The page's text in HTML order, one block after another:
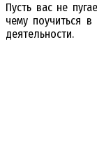
Пусть вас не
чему поучиться
деятельности.